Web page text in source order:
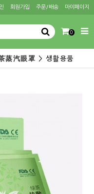
회원가입 주문/배송 마이페이지
0
蒸汽眼罩 > 생활용품